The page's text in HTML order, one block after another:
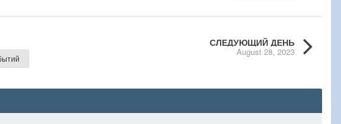
СЛЕДУЮЩИЙ ДЕНЬ
August 28, 2023